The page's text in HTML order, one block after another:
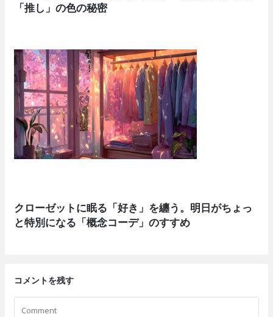
「推し」の色の秘密
クローゼットに眠る「好き」を纏う。明日がちょっ
と特別になる「概念コーデ」のすすめ
コメントを残す